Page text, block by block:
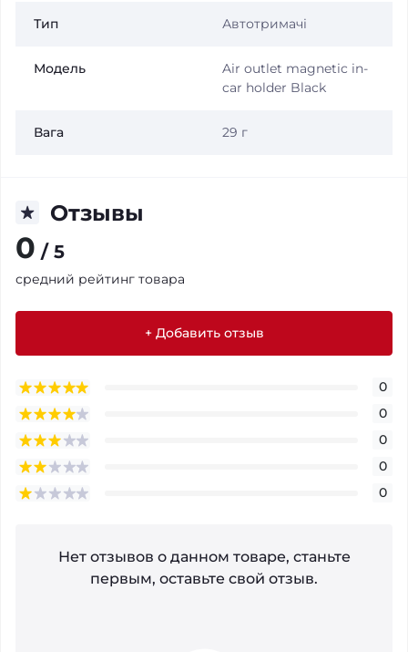
Тип Автотримачі
Модель
Air outlet magnetic in-
car holder Black
Вага 29 г
Отзывы
0 / 5
средний рейтинг товара
+ Добавить отзыв
0
0
0
0
0
Нет отзывов о данном товаре, станьте
первым, оставьте свой отзыв.